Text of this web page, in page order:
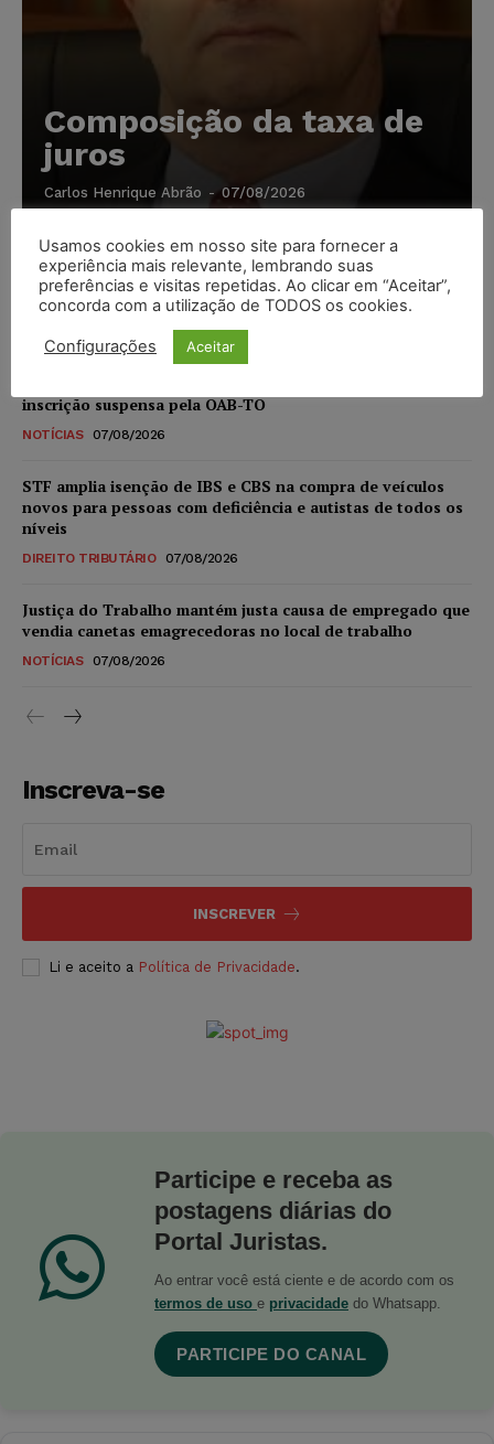
Composição da taxa de
juros
Carlos Henrique Abrão - 07/08/2026
Meta é alvo de denúncia após anúncios com conteúdo
sexual infantil gerado por IA circularem em suas
plataformas
inscrição suspensa pela OAB-TO
NOTÍCIAS 07/08/2026
STF amplia isenção de IBS e CBS na compra de veículos
novos para pessoas com deficiência e autistas de todos os
níveis
DIREITO TRIBUTÁRIO 07/08/2026
Justiça do Trabalho mantém justa causa de empregado que
vendia canetas emagrecedoras no local de trabalho
NOTÍCIAS 07/08/2026
Inscreva-se
INSCREVER
Li e aceito a Política de Privacidade.
Participe e receba as
postagens diárias do
Portal Juristas.
Ao entrar você está ciente e de acordo com os
termos de uso e privacidade do Whatsapp.
PARTICIPE DO CANAL
Usamos cookies em nosso site para fornecer a
experiência mais relevante, lembrando suas
preferências e visitas repetidas. Ao clicar em “Aceitar”,
concorda com a utilização de TODOS os cookies.
Configurações Aceitar